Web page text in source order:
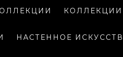
КОЛЛЕКЦИИ
НАСТЕННОЕ